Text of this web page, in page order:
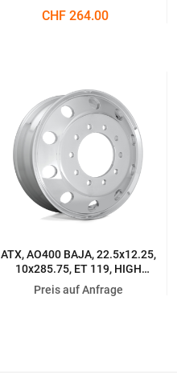
POLISHED
CHF 264.00
ATX, AO400 BAJA, 22.5x12.25,
10x285.75, ET 119, HIGH
LUSTER POLISHED
Preis auf Anfrage